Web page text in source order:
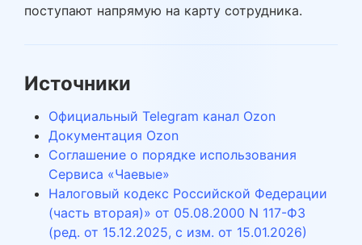
поступают напрямую на карту сотрудника.
Источники
Официальный Telegram канал Ozon
Документация Ozon
Соглашение о порядке использования
Сервиса «Чаевые»
Налоговый кодекс Российской Федерации
(часть вторая)» от 05.08.2000 N 117-ФЗ
(ред. от 15.12.2025, с изм. от 15.01.2026)